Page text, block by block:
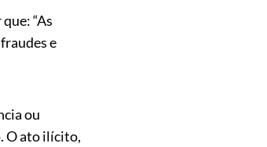
“As
e
ou
O ato ilícito,